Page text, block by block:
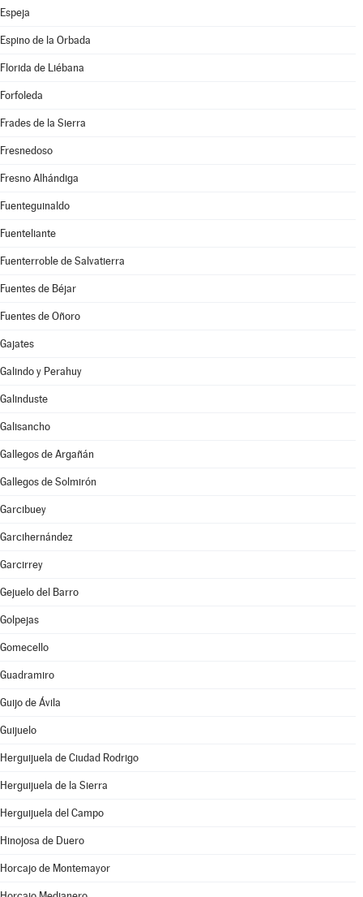
Espeja
Espino de la Orbada
Florida de Liébana
Forfoleda
Frades de la Sierra
Fresnedoso
Fresno Alhándiga
Fuenteguinaldo
Fuenteliante
Fuenterroble de Salvatierra
Fuentes de Béjar
Fuentes de Oñoro
Gajates
Galindo y Perahuy
Galinduste
Galisancho
Gallegos de Argañán
Gallegos de Solmirón
Garcibuey
Garcihernández
Garcirrey
Gejuelo del Barro
Golpejas
Gomecello
Guadramiro
Guijo de Ávila
Guijuelo
Herguijuela de Ciudad Rodrigo
Herguijuela de la Sierra
Herguijuela del Campo
Hinojosa de Duero
Horcajo de Montemayor